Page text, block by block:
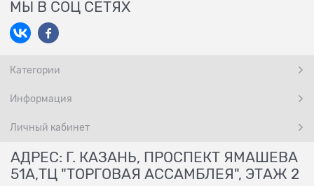
МЫ В СОЦ СЕТЯХ
Категории
Информация
Личный кабинет
АДРЕС: Г. КАЗАНЬ, ПРОСПЕКТ ЯМАШЕВА
51А,ТЦ "ТОРГОВАЯ АССАМБЛЕЯ", ЭТАЖ 2